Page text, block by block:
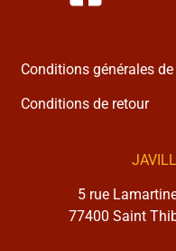
Conditions générales
Conditions de retour
5 rue
77400 Saint